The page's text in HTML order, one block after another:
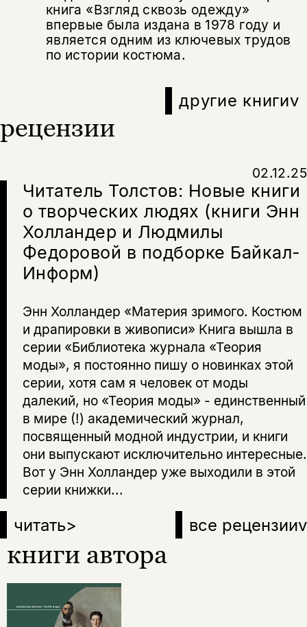
книга «Взгляд сквозь одежду»
впервые была издана в 1978 году и
является одним из ключевых трудов
по истории костюма.
другие книгиv
рецензии
Читатель Толстов: Новые книги
о творческих людях (книги Энн
Холландер и Людмилы
Федоровой в подборке Байкал-
Информ)
02.12.25
Энн Холландер «Материя зримого. Костюм
и драпировки в живописи» Книга вышла в
серии «Библиотека журнала «Теория
моды», я постоянно пишу о новинках этой
серии, хотя сам я человек от моды
далекий, но «Теория моды» - единственный
в мире (!) академический журнал,
посвященный модной индустрии, и книги
они выпускают исключительно интересные.
Вот у Энн Холландер уже выходили в этой
серии книжки...
читать> все рецензииv
книги автора